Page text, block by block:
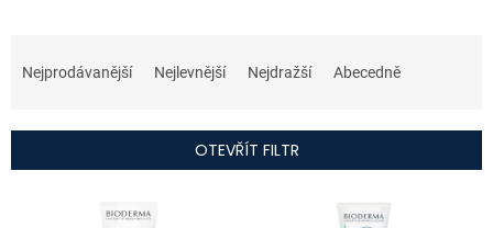
a
í
Nejprodávanější Nejlevnější Nejdražší Abecedně
OTEVŘÍT FILTR